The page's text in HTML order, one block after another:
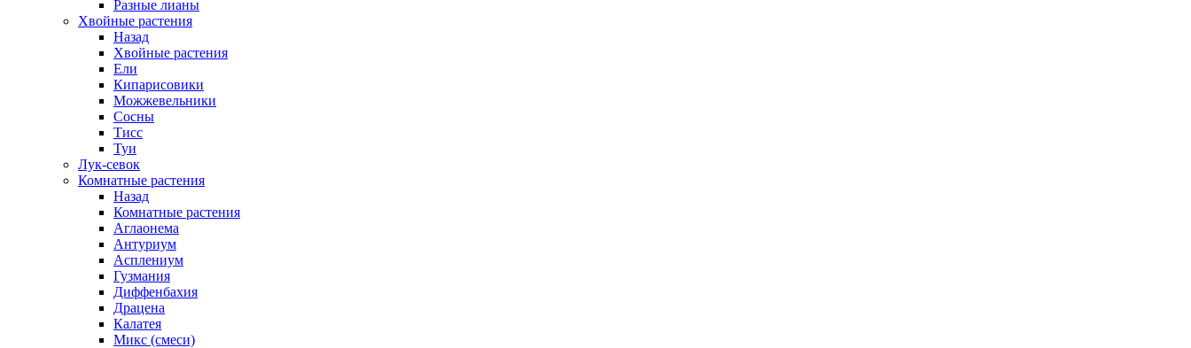
Разные лианы
Хвойные растения
Назад
Хвойные растения
Ели
Кипарисовики
Можжевельники
Сосны
Тисс
Туи
Лук-севок
Комнатные растения
Назад
Комнатные растения
Аглаонема
Антуриум
Асплениум
Гузмания
Диффенбахия
Драцена
Калатея
Микс (смеси)